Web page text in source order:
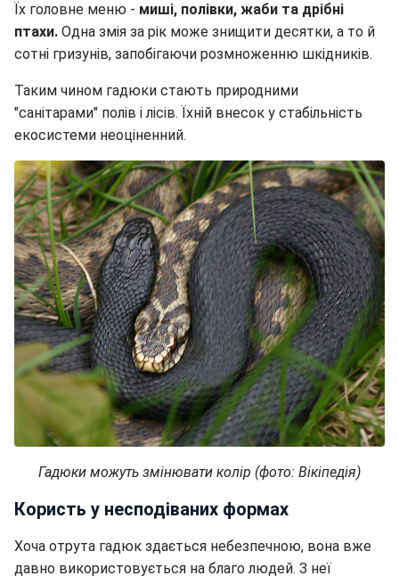
Їх головне меню - миші, полівки, жаби та дрібні
птахи. Одна змія за рік може знищити десятки, а то й
сотні гризунів, запобігаючи розмноженню шкідників.
Таким чином гадюки стають природними
"санітарами" полів і лісів. Їхній внесок у стабільність
екосистеми неоціненний.
Гадюки можуть змінювати колір (фото: Вікіпедія)
Користь у несподіваних формах
Хоча отрута гадюк здається небезпечною, вона вже
давно використовується на благо людей. З неї